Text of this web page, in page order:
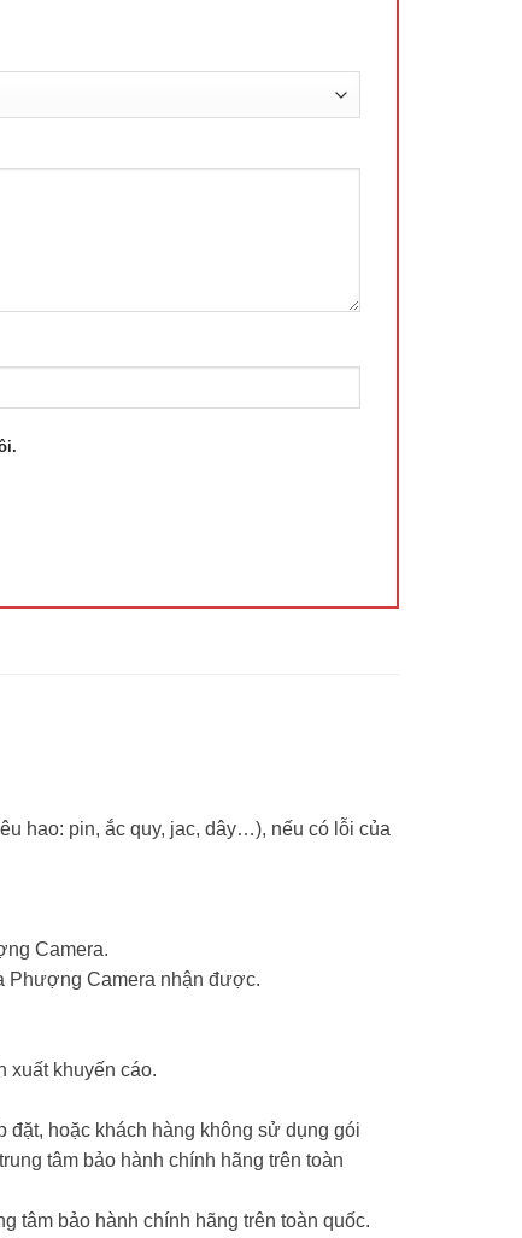
hao: pin, ắc quy, jac, dây…), nếu có lỗi của
Camera.
Phượng Camera nhận được.
xuất khuyến cáo.
hoặc khách hàng không sử dụng gói
tâm bảo hành chính hãng trên toàn
tâm bảo hành chính hãng trên toàn quốc.